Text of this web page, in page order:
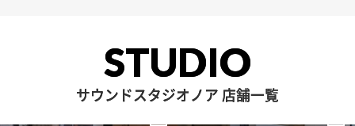
STUDIO
サウンドスタジオノア 店舗一覧